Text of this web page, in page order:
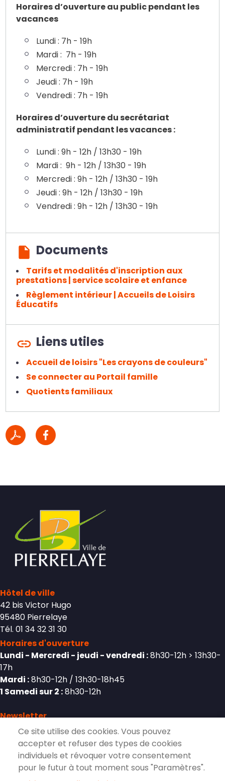
Horaires d’ouverture au public pendant les
vacances
Lundi : 7h - 19h
Mardi : 7h - 19h
Mercredi : 7h - 19h
Jeudi : 7h - 19h
Vendredi : 7h - 19h
Horaires d’ouverture du secrétariat
administratif pendant les vacances :
Lundi : 9h - 12h / 13h30 - 19h
Mardi : 9h - 12h / 13h30 - 19h
Mercredi : 9h - 12h / 13h30 - 19h
Jeudi : 9h - 12h / 13h30 - 19h
Vendredi : 9h - 12h / 13h30 - 19h
Documents
Tarifs et modalités d'inscription aux
prestations | service scolaire et enfance
Règlement intérieur | Accueils de Loisirs
Éducatifs
Liens utiles
Accueil de loisirs "Les crayons de couleurs"
Se connecter au Portail famille
Quotients familiaux
Hôtel de ville
42 bis Victor Hugo
95480 Pierrelaye
Tél. 01 34 32 31 30
Horaires d'ouverture
Lundi - Mercredi - jeudi - vendredi :8h30-12h > 13h30-
17h
Mardi :8h30-12h / 13h30-18h45
1 Samedi sur 2 :8h30-12h
Newsletter
S'inscrire à la lettre d'information de
Pierrelaye
Ce site utilise des cookies. Vous pouvez
accepter et refuser des types de cookies
individuels et révoquer votre consentement
pour le futur à tout moment sous "Paramètres".